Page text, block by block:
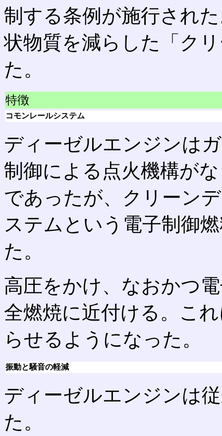
制する条例が施行され
状物質を減らした「ク
た。
特徴
コモンレールシステム
ディーゼルエンジンは
制御による点火機構が
であったが、クリーン
ステムという電子制御
た。
高圧をかけ、なおかつ
全燃焼に近付ける。こ
らせるようになった。
振動と騒音の軽減
ディーゼルエンジンは
た。